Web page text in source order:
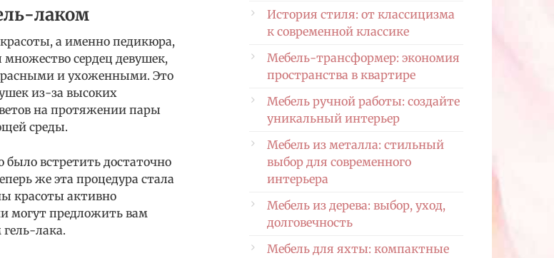
лаком
а именно педикюра,
сердец девушек,
и ухоженными. Это
из-за высоких
на протяжении пары
среды.
встретить достаточно
же эта процедура стала
красоты активно
могут предложить вам
лака.
История стиля: от классицизма
к современной классике
Мебель-трансформер: экономия
пространства в квартире
Мебель ручной работы: создайте
уникальный интерьер
Мебель из металла: стильный
выбор для современного
интерьера
Мебель из дерева: выбор, уход,
долговечность
Мебель для яхты: компактные